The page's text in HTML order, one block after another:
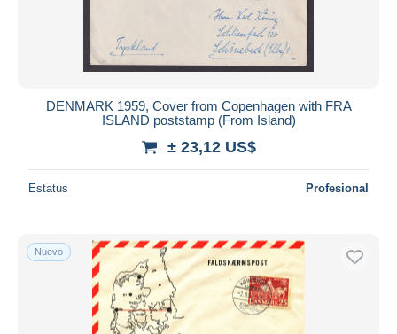
DENMARK 1959, Cover from Copenhagen with FRA
ISLAND poststamp (From Island)
± 23,12 US$
Estatus Profesional
Nuevo